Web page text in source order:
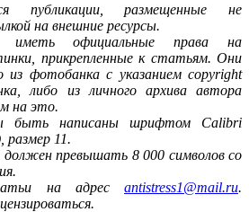
публикации, размещенные не
на внешние ресурсы.
иметь официальные права на
прикрепленные к статьям. Они
фотобанка с указанием copyright
либо из личного архива автора
на это.
быть написаны шрифтом Calibri
размер 11.
превышать 8 000 символов со
на адрес antistress1@mail.ru.